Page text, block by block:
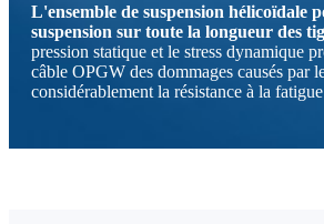
L'ensemble de suspension
suspension sur toute la longueur des
pression statique et le stress dynamique
câble OPGW des dommages causés par
considérablement la résistance à la